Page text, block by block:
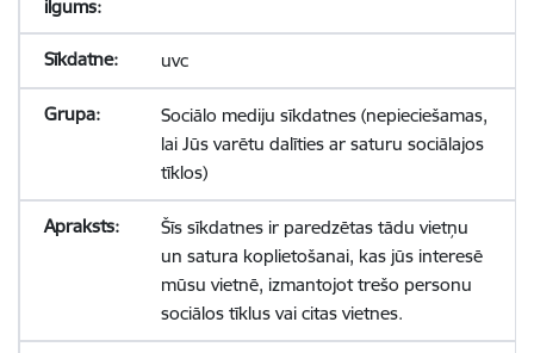
uvc
Sociālo mediju sīkdatnes (nepieciešamas,
lai Jūs varētu dalīties ar saturu sociālajos
tīklos)
Šīs sīkdatnes ir paredzētas tādu vietņu
un satura koplietošanai, kas jūs interesē
mūsu vietnē, izmantojot trešo personu
sociālos tīklus vai citas vietnes.